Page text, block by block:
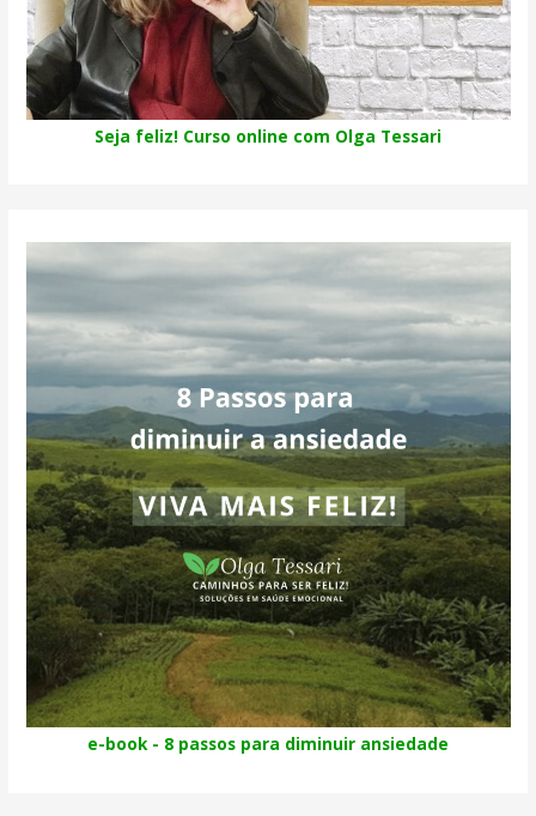
Seja feliz! Curso online com Olga Tessari
e-book - 8 passos para diminuir ansiedade